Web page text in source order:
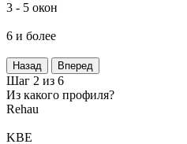
3 - 5 окон
6 и более
Назад Вперед
Шаг 2 из 6
Из какого профиля?
Rehau
KBE